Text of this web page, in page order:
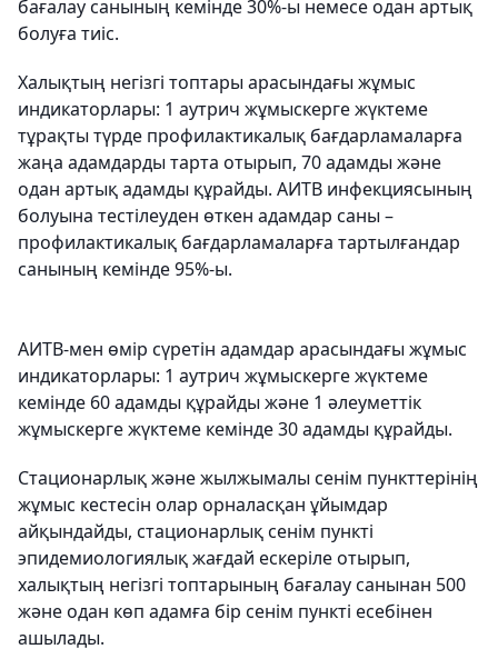
бағалау санының кемінде 30%-ы немесе одан артық
болуға тиіс.
Халықтың негізгі топтары арасындағы жұмыс
индикаторлары: 1 аутрич жұмыскерге жүктеме
тұрақты түрде профилактикалық бағдарламаларға
жаңа адамдарды тарта отырып, 70 адамды және
одан артық адамды құрайды. АИТВ инфекциясының
болуына тестілеуден өткен адамдар саны –
профилактикалық бағдарламаларға тартылғандар
санының кемінде 95%-ы.
АИТВ-мен өмір сүретін адамдар арасындағы жұмыс
индикаторлары: 1 аутрич жұмыскерге жүктеме
кемінде 60 адамды құрайды және 1 әлеуметтік
жұмыскерге жүктеме кемінде 30 адамды құрайды.
Стационарлық және жылжымалы сенім пункттерінің
жұмыс кестесін олар орналасқан ұйымдар
айқындайды, стационарлық сенім пункті
эпидемиологиялық жағдай ескеріле отырып,
халықтың негізгі топтарының бағалау санынан 500
және одан көп адамға бір сенім пункті есебінен
ашылады.